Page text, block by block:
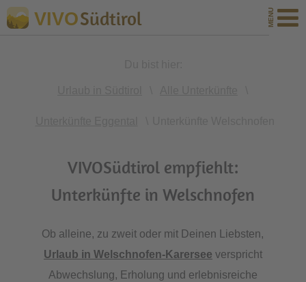
VIVOSüdtirol
VIVOSüdtirol empfiehlt:
Unterkünfte in Welschnofen
Ob alleine, zu zweit oder mit Deinen Liebsten,
Urlaub in Welschnofen-Karersee verspricht
Abwechslung, Erholung und erlebnisreiche